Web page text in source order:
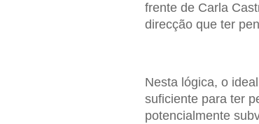
frente de Carla
direcção que ter
Nesta lógica, o
suficiente para ter
potencialmente